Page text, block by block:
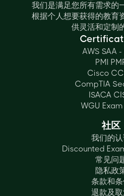
我们是满足您所有需求的
根据个人想要获得的教育
供灵活和定制
AWS SAA
PMI
Cisco
CompTIA
ISACA
WGU
社区
我们的
Discounted
常见问
隐私政
条款和
退款及